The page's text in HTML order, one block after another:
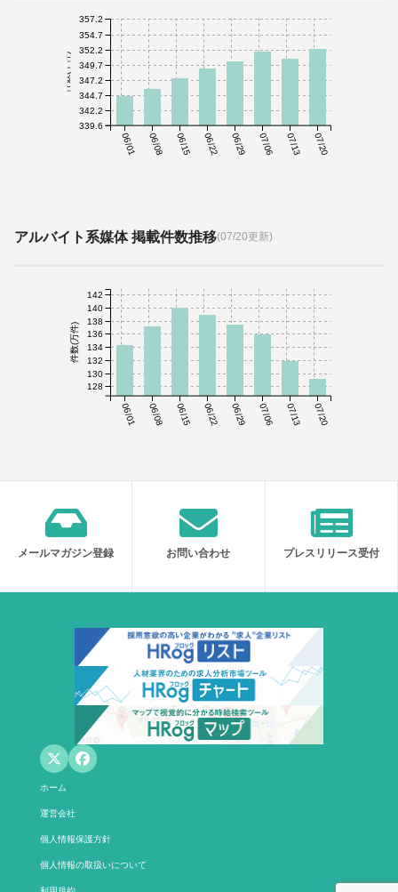
06/01 06/08 06/15 06/22 06/29 07/06 07/13 07/20
件数(千件)
339.6
342.2
344.7
347.2
349.7
352.2
354.7
357.2
アルバイト系媒体 掲載件数推移(07/20更新)
06/01 06/08 06/15 06/22 06/29 07/06 07/13 07/20
件数(万件)
128
130
132
134
136
138
140
142
メールマガジン登録 お問い合わせ プレスリリース受付
ホーム
運営会社
個人情報保護方針
個人情報の取扱いについて